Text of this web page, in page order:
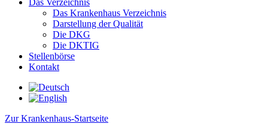
Das Verzeichnis
Das Krankenhaus Verzeichnis
Darstellung der Qualität
Die DKG
Die DKTIG
Stellenbörse
Kontakt
Zur Krankenhaus-Startseite